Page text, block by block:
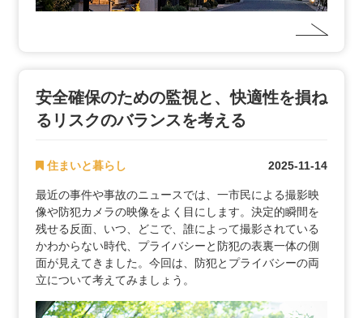
安全確保のための監視と、快適性を損ね
るリスクのバランスを考える
住まいと暮らし 2025-11-14
最近の事件や事故のニュースでは、一市民による撮影映
像や防犯カメラの映像をよく目にします。決定的瞬間を
残せる反面、いつ、どこで、誰によって撮影されている
かわからない時代、プライバシーと防犯の表裏一体の側
面が見えてきました。今回は、防犯とプライバシーの両
立について考えてみましょう。